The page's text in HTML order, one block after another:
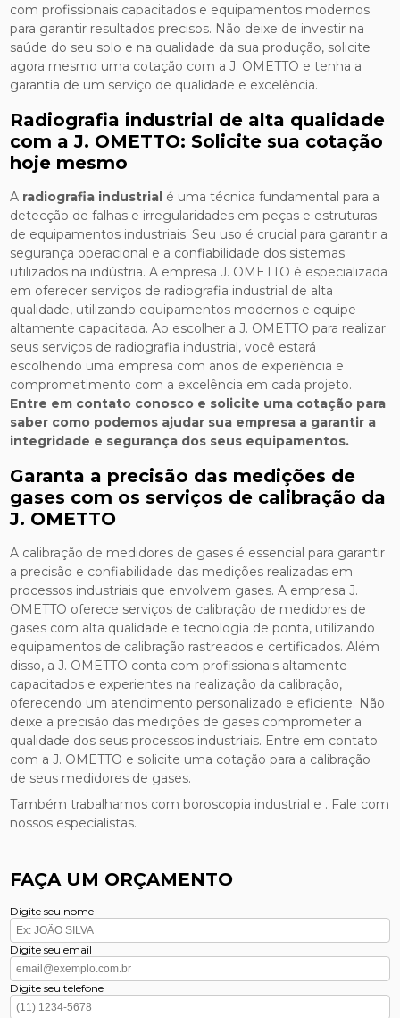
com profissionais capacitados e equipamentos modernos
para garantir resultados precisos. Não deixe de investir na
saúde do seu solo e na qualidade da sua produção, solicite
agora mesmo uma cotação com a J. OMETTO e tenha a
garantia de um serviço de qualidade e excelência.
Radiografia industrial de alta qualidade
com a J. OMETTO: Solicite sua cotação
hoje mesmo
A radiografia industrial é uma técnica fundamental para a
detecção de falhas e irregularidades em peças e estruturas
de equipamentos industriais. Seu uso é crucial para garantir a
segurança operacional e a confiabilidade dos sistemas
utilizados na indústria. A empresa J. OMETTO é especializada
em oferecer serviços de radiografia industrial de alta
qualidade, utilizando equipamentos modernos e equipe
altamente capacitada. Ao escolher a J. OMETTO para realizar
seus serviços de radiografia industrial, você estará
escolhendo uma empresa com anos de experiência e
comprometimento com a excelência em cada projeto.
Entre em contato conosco e solicite uma cotação para
saber como podemos ajudar sua empresa a garantir a
integridade e segurança dos seus equipamentos.
Garanta a precisão das medições de
gases com os serviços de calibração da
J. OMETTO
A calibração de medidores de gases é essencial para garantir
a precisão e confiabilidade das medições realizadas em
processos industriais que envolvem gases. A empresa J.
OMETTO oferece serviços de calibração de medidores de
gases com alta qualidade e tecnologia de ponta, utilizando
equipamentos de calibração rastreados e certificados. Além
disso, a J. OMETTO conta com profissionais altamente
capacitados e experientes na realização da calibração,
oferecendo um atendimento personalizado e eficiente. Não
deixe a precisão das medições de gases comprometer a
qualidade dos seus processos industriais. Entre em contato
com a J. OMETTO e solicite uma cotação para a calibração
de seus medidores de gases.
Também trabalhamos com boroscopia industrial e . Fale com
nossos especialistas.
FAÇA UM ORÇAMENTO
Digite seu nome
Digite seu email
Digite seu telefone